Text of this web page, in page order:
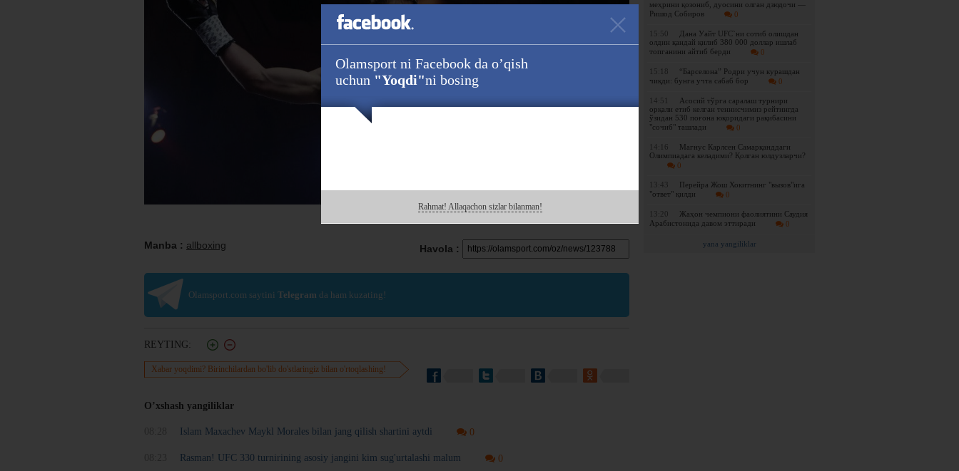
меҳрини қозониб, дуосини олган дзюдочи —
Ришод Собиров
0
15:50
Дана Уайт UFC`ни сотиб олишдан
олдин қандай қилиб 380 000 доллар ишлаб
топганини айтиб берди
0
15:18
“Барселона” Родри учун курашдан
чиқди: бунга учта сабаб бор
0
14:51
Асосий тўрга саралаш турнири
орқали етиб келган теннисчимиз рейтингда
ўзидан 530 поғона юқоридаги рақибасини
"сочиб" ташлади
0
14:16
Магнус Карлсен Самарқанддаги
Олимпиадага келадими? Қолган юлдузларчи?
0
13:43
Перейра Жош Хокитнинг "вызов"ига
"ответ" қилди
0
13:20
Жаҳон чемпиони фаолиятини Саудия
Арабистонида давом эттиради
0
yana yangiliklar
Havola :
Manba : allboxing
Olamsport.com saytini Telegram da ham kuzating!
REYTING:
Xabar yoqdimi? Birinchilardan bo'lib do'stlaringiz bilan o'rtoqlashing!
O’xshash yangiliklar
Islam Maxachev Maykl Morales bilan jang qilish shartini aytdi 0
Rasman! UFC 330 turnirining asosiy jangini kim sug'urtalashi malum 0
Olamsport ni Facebook da o’qish
uchun "Yoqdi"ni bosing
Rahmat! Allaqachon sizlar bilanman!